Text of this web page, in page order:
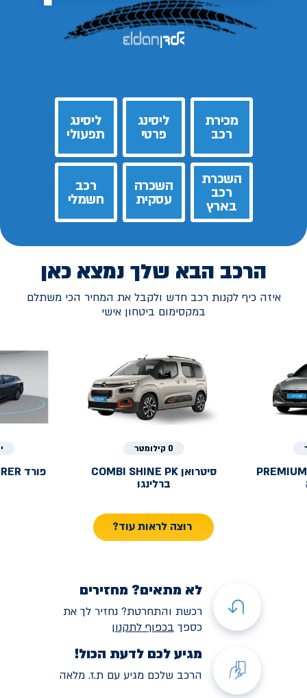
מכירת
רכב
ליסינג
פרטי
ליסינג
תפעולי
השכרת
רכב
בארץ
השכרה
עסקית
רכב
חשמלי
הרכב הבא שלך נמצא כאן
איזה כיף לקנות רכב חדש ולקבל את המחיר הכי משתלם
במקסימום ביטחון אישי
0 קילומטר
סיטרואן COMBI SHINE PK
ברלינגו
פורד
רוצה לראות עוד?
לא מתאים? מחזירים
רכשת והתחרטת? נחזיר לך את
כספך בכפוף לתקנון
מגיע לכם לדעת הכול!
הרכב שלכם מגיע עם ת.ז. מלאה